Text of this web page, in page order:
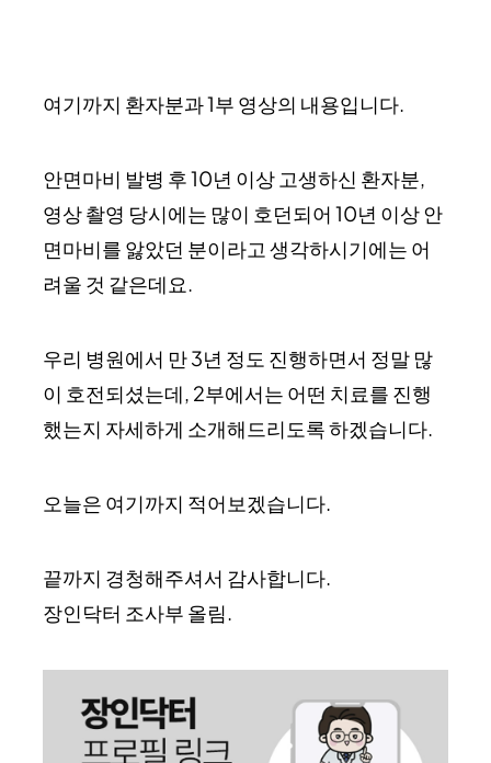
여기까지 환자분과 1부 영상의 내용입니다.
안면마비 발병 후 10년 이상 고생하신 환자분,
영상 촬영 당시에는 많이 호던되어 10년 이상 안
면마비를 앓았던 분이라고 생각하시기에는 어
려울 것 같은데요.
우리 병원에서 만 3년 정도 진행하면서 정말 많
이 호전되셨는데, 2부에서는 어떤 치료를 진행
했는지 자세하게 소개해드리도록 하겠습니다.
오늘은 여기까지 적어보겠습니다.
끝까지 경청해주셔서 감사합니다.
장인닥터 조사부 올림.